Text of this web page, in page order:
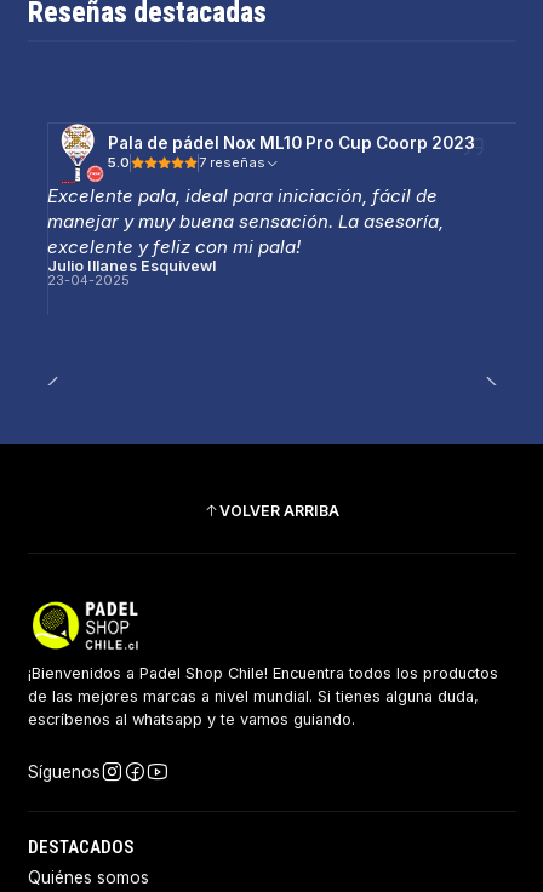
Reseñas destacadas
Pala de pádel Nox ML10 Pro Cup Coorp 2023
5.0 7 reseñas
Excelente pala, ideal para iniciación, fácil de
manejar y muy buena sensación. La asesoría,
excelente y feliz con mi pala!
Julio Illanes Esquivewl
23-04-2025
VOLVER ARRIBA
¡Bienvenidos a Padel Shop Chile! Encuentra todos los productos
de las mejores marcas a nivel mundial. Si tienes alguna duda,
escríbenos al whatsapp y te vamos guiando.
Síguenos
DESTACADOS
Quiénes somos